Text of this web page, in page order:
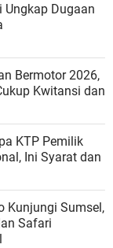
Ungkap Dugaan
Bermotor 2026,
Kwitansi dan
KTP Pemilik
Ini Syarat dan
Kunjungi Sumsel,
Safari